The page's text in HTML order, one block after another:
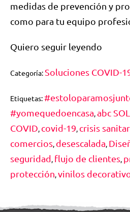
medidas de prevención y
como para tu equipo
Quiero seguir leyendo
Categoría: Soluciones COVID-
Etiquetas:
#yomequedoencasa,abc
COVID, covid-19, crisis
comercios, desescalada,
seguridad, flujo de clientes,
protección,vinilos